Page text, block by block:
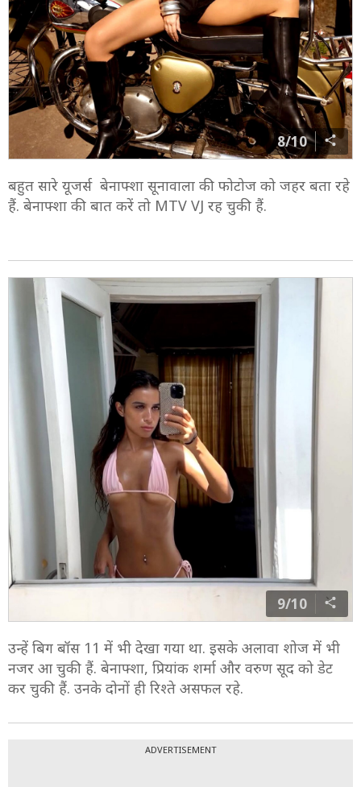
8/10
बहुत सारे यूजर्स बेनाफ्शा सूनावाला की फोटोज को जहर बता रहे
हैं. बेनाफ्शा की बात करें तो MTV VJ रह चुकी हैं.
9/10
उन्हें बिग बॉस 11 में भी देखा गया था. इसके अलावा शोज में भी
नजर आ चुकी हैं. बेनाफ्शा, प्रियांक शर्मा और वरुण सूद को डेट
कर चुकी हैं. उनके दोनों ही रिश्ते असफल रहे.
ADVERTISEMENT